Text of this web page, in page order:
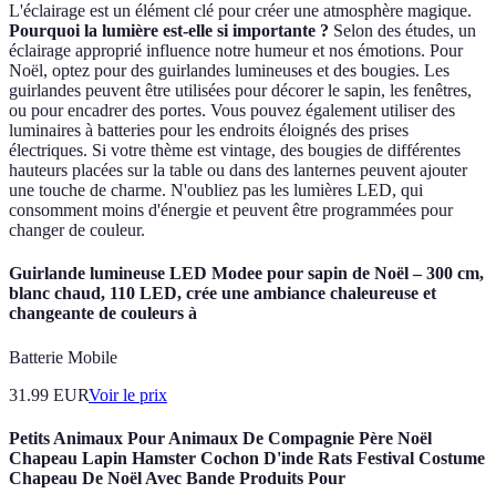
L'éclairage est un élément clé pour créer une atmosphère magique.
Pourquoi la lumière est-elle si importante ? Selon des études, un
éclairage approprié influence notre humeur et nos émotions. Pour
Noël, optez pour des guirlandes lumineuses et des bougies. Les
guirlandes peuvent être utilisées pour décorer le sapin, les fenêtres,
ou pour encadrer des portes. Vous pouvez également utiliser des
luminaires à batteries pour les endroits éloignés des prises
électriques. Si votre thème est vintage, des bougies de différentes
hauteurs placées sur la table ou dans des lanternes peuvent ajouter
une touche de charme. N'oubliez pas les lumières LED, qui
consomment moins d'énergie et peuvent être programmées pour
changer de couleur.
Guirlande lumineuse LED Modee pour sapin de Noël – 300 cm,
blanc chaud, 110 LED, crée une ambiance chaleureuse et
changeante de couleurs à
Batterie Mobile
31.99 EURVoir le prix
Petits Animaux Pour Animaux De Compagnie Père Noël
Chapeau Lapin Hamster Cochon D'inde Rats Festival Costume
Chapeau De Noël Avec Bande Produits Pour